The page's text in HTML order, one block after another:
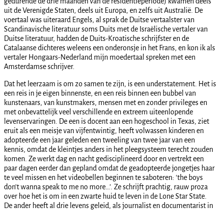
uit de Verenigde Staten, deels uit Europa, en zelfs uit Australië. De
voertaal was uiteraard Engels, al sprak de Duitse vertaalster van
Scandinavische literatuur soms Duits met de Israëlische vertaler van
Duitse literatuur, hadden de Duits-Kroatische schrijfster en de
Catalaanse dichteres weleens een onderonsje in het Frans, en kon ik als
vertaler Hongaars-Nederland mijn moedertaal spreken met een
Amsterdamse schrijver.
Dat het leerzaam is om zo samen te zijn, is een understatement. Het is
een reis in je eigen binnenste, en een reis binnen een bubbel van
kunstenaars, van kunstmakers, mensen met en zonder privileges en
met onbevattelijk veel verschillende en extreem uiteenlopende
levenservaringen. De een is docent aan een hogeschool in Texas, ziet
eruit als een meisje van vijfentwintig, heeft volwassen kinderen en
adopteerde een jaar geleden een tweeling van twee jaar van een
kennis, omdat de kleintjes anders in het pleegsysteem terecht zouden
komen. Ze werkt dag en nacht gedisciplineerd door en vertrekt een
paar dagen eerder dan gepland omdat de geadopteerde jongetjes haar
te veel missen en het videobellen beginnen te saboteren: ‘the boys
don’t wanna speak to me no more…’. Ze schrijft prachtig, rauw proza
over hoe het is om in een zwarte huid te leven in de Lone Star State.
De ander heeft al drie levens geleid, als journalist en documentarist in